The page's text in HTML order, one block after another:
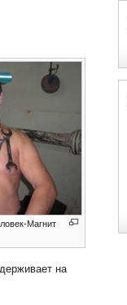
Магнит
на